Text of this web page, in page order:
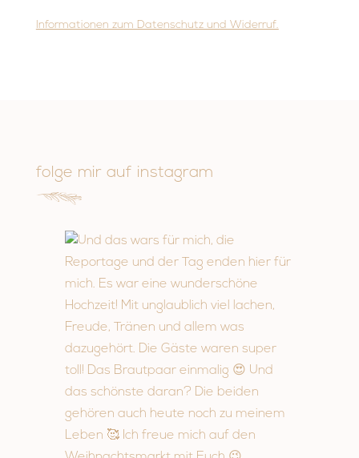
Informationen zum Datenschutz und Widerruf.
folge mir auf instagram